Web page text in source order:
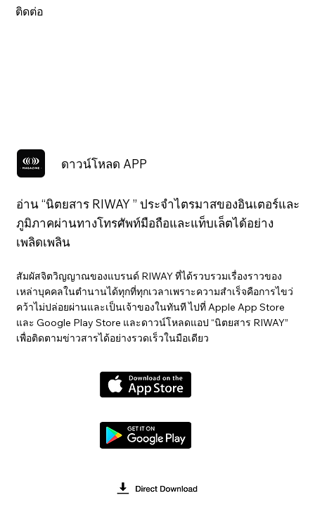
ติดต่อ
ดาวน์โหลด APP
อ่าน “นิตยสาร RIWAY ” ประจำไตรมาสของอินเตอร์และ
ภูมิภาคผ่านทางโทรศัพท์มือถือและแท็บเล็ตได้อย่าง
เพลิดเพลิน
สัมผัสจิตวิญญาณของแบรนด์ RIWAY ที่ได้รวบรวมเรื่องราวของ
เหล่าบุคคลในตำนานได้ทุกที่ทุกเวลาเพราะความสำเร็จคือการไขว่
คว้าไม่ปล่อยผ่านและเป็นเจ้าของในทันที ไปที่ Apple App Store
และ Google Play Store และดาวน์โหลดแอป “นิตยสาร RIWAY”
เพื่อติดตามข่าวสารได้อย่างรวดเร็วในมือเดียว